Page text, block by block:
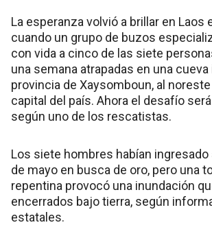
La esperanza volvió a brillar en Laos
cuando un grupo de buzos
con vida a cinco de las siete
una semana atrapadas en una cueva
provincia de Xaysomboun, al
capital del país. Ahora el desafío
según uno de los rescatistas.
Los siete hombres habían ingresado
de mayo en busca de oro, pero una
repentina provocó una inundación
encerrados bajo tierra, según
estatales.